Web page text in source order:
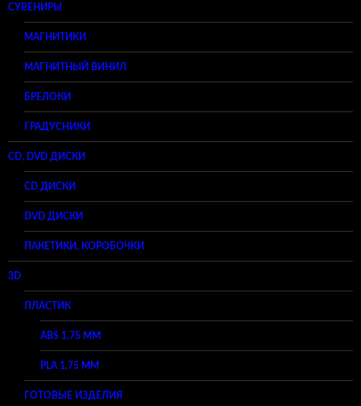
СУВЕНИРЫ
МАГНИТИКИ
МАГНИТНЫЙ ВИНИЛ
БРЕЛОКИ
ГРАДУСНИКИ
CD, DVD ДИСКИ
CD ДИСКИ
DVD ДИСКИ
ПАКЕТИКИ, КОРОБОЧКИ
3D
ПЛАСТИК
ABS 1,75 ММ
PLA 1,75 ММ
ГОТОВЫЕ ИЗДЕЛИЯ